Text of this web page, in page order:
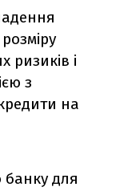
ризиків і
з
на
банку для